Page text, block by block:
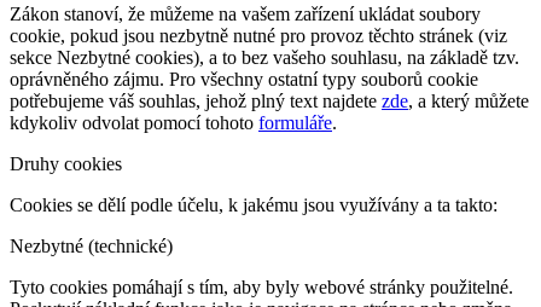
Zákon stanoví, že můžeme na vašem zařízení ukládat soubory
cookie, pokud jsou nezbytně nutné pro provoz těchto stránek (viz
sekce Nezbytné cookies), a to bez vašeho souhlasu, na základě tzv.
oprávněného zájmu. Pro všechny ostatní typy souborů cookie
potřebujeme váš souhlas, jehož plný text najdete zde, a který můžete
kdykoliv odvolat pomocí tohoto formuláře.
Druhy cookies
Cookies se dělí podle účelu, k jakému jsou využívány a ta takto:
Nezbytné (technické)
Tyto cookies pomáhají s tím, aby byly webové stránky použitelné.